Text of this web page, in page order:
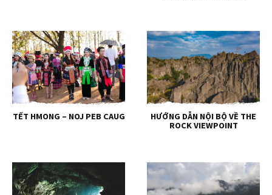
TẾT HMONG – NOJ PEB CAUG
HƯỚNG DẪN NỘI BỘ VỀ THE
ROCK VIEWPOINT